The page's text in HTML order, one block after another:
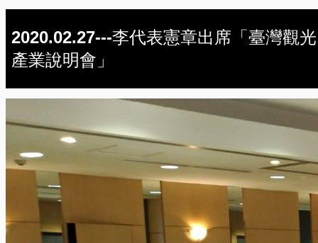
2020.02.27---李代表憲章出席「臺灣觀光
產業說明會」